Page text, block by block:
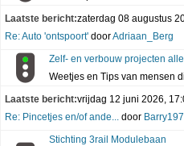
Laatste bericht:zaterdag 08 augustus
Re: Auto 'ontspoort' doorAdriaan_Berg
Zelf- en verbouw projecten
Weetjes en Tips van mensen
Laatste bericht:vrijdag 12 juni 2026,
Re: Pincetjes en/of ande... door
Stichting 3rail Modulebaan